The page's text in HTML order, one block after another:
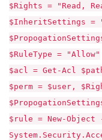
$Rights = "Read,
$InheritSettings =
$RuleType = "Allow"
$acl = Get-Acl
$perm = $user,
$rule = New-Object -